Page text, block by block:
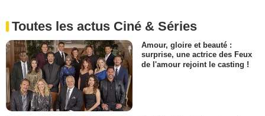
Toutes les actus Ciné & Séries
Amour, gloire et beauté :
surprise, une actrice des Feux
de l'amour rejoint le casting !